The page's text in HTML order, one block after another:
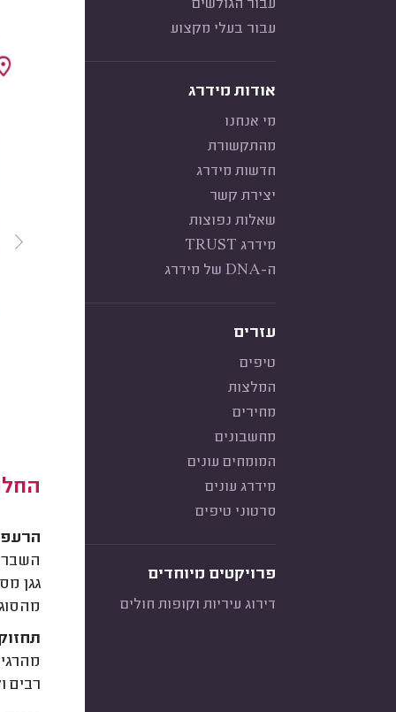
עבור הגולשים
עבור בעלי מקצוע
אודות מידרג
מי אנחנו
מהתקשורת
חדשות מידרג
יצירת קשר
שאלות נפוצות
מידרג TRUST
ה-DNA של מידרג
עזרים
טיפים
המלצות
מחירים
מחשבונים
המומחים עונים
מידרג עונים
סרטוני טיפים
פרויקטים מיוחדים
דירוג עיריות וקופות חולים
גגן
רבים